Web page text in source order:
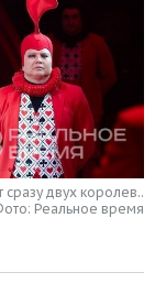
двух королев..
Реальное время